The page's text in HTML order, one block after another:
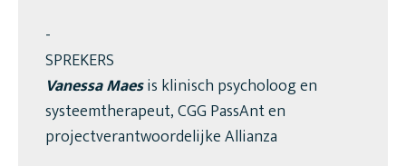
-
SPREKERS
Vanessa Maesis klinisch psycholoog en
systeemtherapeut, CGG PassAnt en
projectverantwoordelijke Allianza